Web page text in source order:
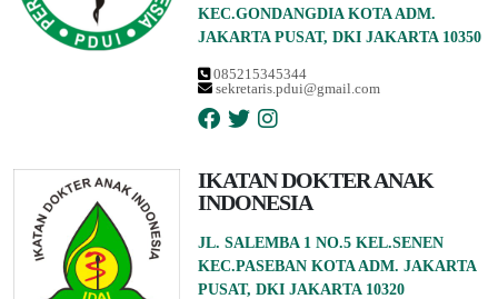
KEC.GONDANGDIA KOTA ADM.
JAKARTA PUSAT, DKI JAKARTA 10350
085215345344
sekretaris.pdui@gmail.com
IKATAN DOKTER ANAK
INDONESIA
JL. SALEMBA 1 NO.5 KEL.SENEN
KEC.PASEBAN KOTA ADM. JAKARTA
PUSAT, DKI JAKARTA 10320